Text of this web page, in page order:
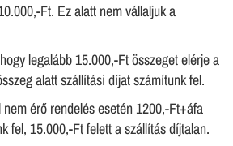
Ft. Ez alatt nem vállaljuk a
legalább 15.000,-Ft összeget elérje a
alatt szállítási díjat számítunk fel.
érő rendelés esetén 1200,-Ft+áfa
fel, 15.000,-Ft felett a szállítás díjtalan.